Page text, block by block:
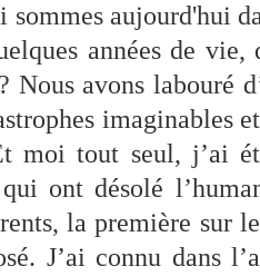
sommes aujourd'hui
années de vie,
Nous avons labouré
imaginables
moi tout seul, j’ai
qui ont désolé
la première sur
J’ai connu dans